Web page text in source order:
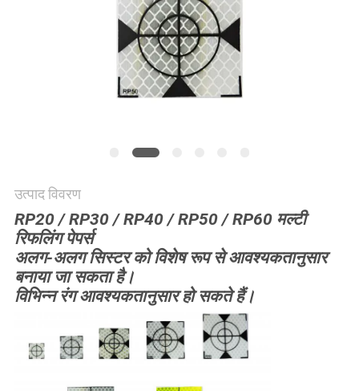
उत्पाद विवरण
RP20 / RP30 / RP40 / RP50 / RP60 मल्टी
रिफलिंग पेपर्स
अलग-अलग सिस्टर को विशेष रूप से आवश्यकतानुसार
बनाया जा सकता है।
विभिन्न रंग आवश्यकतानुसार हो सकते हैं।